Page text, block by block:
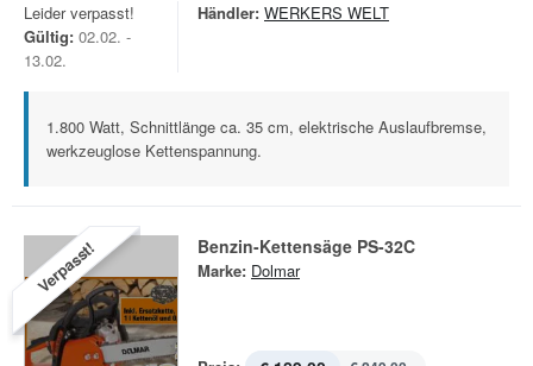
Leider verpasst!
Gültig: 02.02. -
13.02.
Händler: WERKERS WELT
1.800 Watt, Schnittlänge ca. 35 cm, elektrische Auslaufbremse,
werkzeuglose Kettenspannung.
Verpasst! Benzin-Kettensäge PS-32C
Marke: Dolmar